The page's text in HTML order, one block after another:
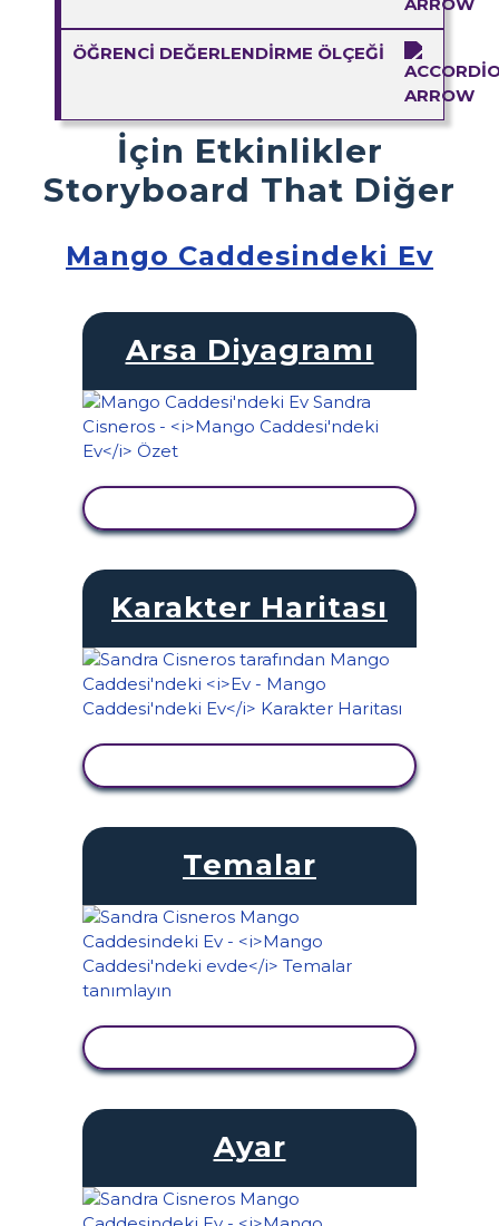
ÖĞRENCI DEĞERLENDIRME ÖLÇEĞI
İçin Etkinlikler
Storyboard That Diğer
Mango Caddesindeki Ev
Arsa Diyagramı
Karakter Haritası
Temalar
Ayar